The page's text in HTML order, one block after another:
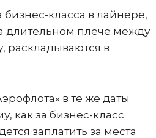
класса в лайнере,
длительном плече между
раскладываются в
в те же даты
как за бизнес-класс
заплатить за места